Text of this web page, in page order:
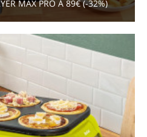
MAX PRO À 89€ (-32%)